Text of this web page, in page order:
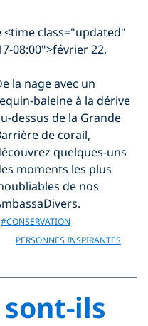
<time class="updated"
08:00">février 22,
la nage avec un
baleine à la dérive
dessus de la Grande
de corail,
quelques-uns
moments les plus
de nos
#CONSERVATION
PERSONNES INSPIRANTES
ils